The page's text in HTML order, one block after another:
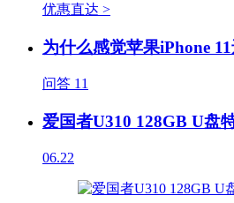
优惠直达 >
为什么感觉苹果iPhone
问答 11
爱国者U310 128GB U盘
06.22